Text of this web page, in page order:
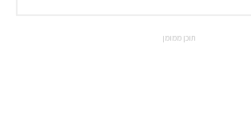
תוכן ממומן